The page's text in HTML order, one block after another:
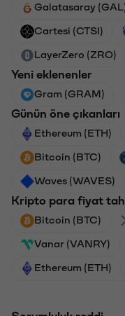
Galatasaray
Cartesi (CTSI)
LayerZero (ZRO)
Yeni eklenenler
Gram (GRAM)
Günün öne çıkanları
Ethereum (ETH)
Bitcoin (BTC)
Waves (WAVES)
Kripto para fiyat
Bitcoin (BTC)
Vanar (VANRY)
Ethereum (ETH)